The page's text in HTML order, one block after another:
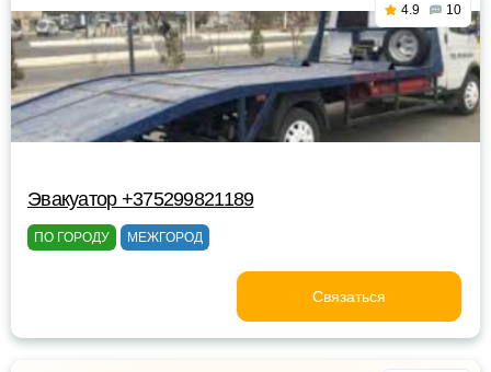
4.9 10
Эвакуатор +375299821189
ПО ГОРОДУ МЕЖГОРОД
Связаться